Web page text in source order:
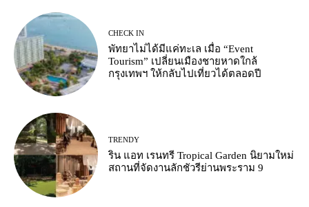
CHECK IN
พัทยาไม่ได้มีแค่ทะเล เมื่อ “Event
Tourism” เปลี่ยนเมืองชายหาดใกล้
กรุงเทพฯ ให้กลับไปเที่ยวได้ตลอดปี
TRENDY
ริน แอท เรนทรี Tropical Garden นิยามใหม่
สถานที่จัดงานลักชัวรีย่านพระราม 9